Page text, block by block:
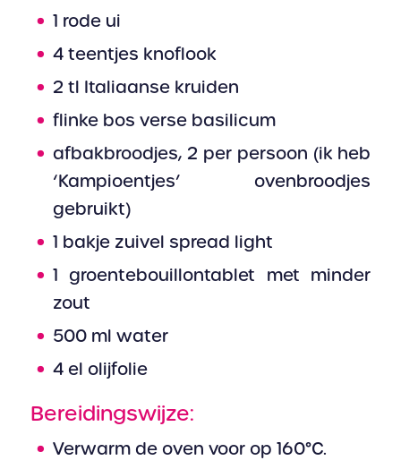
1 rode ui
4 teentjes knoflook
2 tl Italiaanse kruiden
flinke bos verse basilicum
afbakbroodjes, 2 per persoon (ik heb
‘Kampioentjes’ ovenbroodjes
gebruikt)
1 bakje zuivel spread light
1 groentebouillontablet met minder
zout
500 ml water
4 el olijfolie
Bereidingswijze:
Verwarm de oven voor op 160°C.